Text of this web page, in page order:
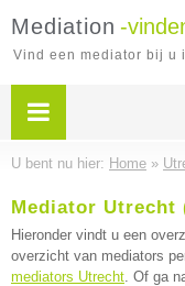
Mediation -
Vind een mediator bij u
U bent nu hier: Home »
Mediator Utrecht
Hieronder vindt u een
overzicht van mediators
mediators Utrecht. Of ga